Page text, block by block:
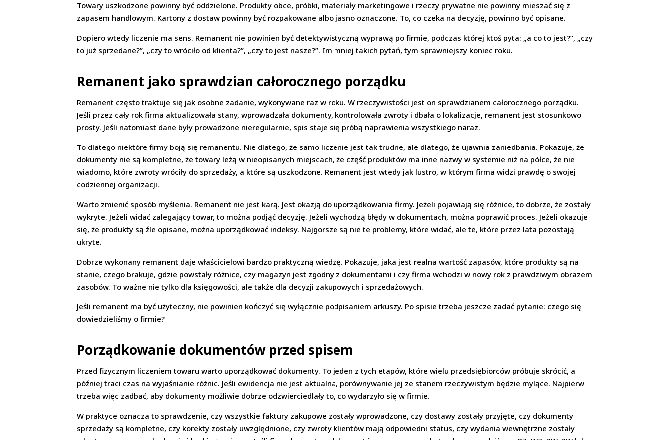
Towary uszkodzone powinny być oddzielone. Produkty obce, próbki, materiały marketingowe i rzeczy prywatne nie powinny mieszać się z
zapasem handlowym. Kartony z dostaw powinny być rozpakowane albo jasno oznaczone. To, co czeka na decyzję, powinno być opisane.
Dopiero wtedy liczenie ma sens. Remanent nie powinien być detektywistyczną wyprawą po firmie, podczas której ktoś pyta: „a co to jest?”, „czy
to już sprzedane?”, „czy to wróciło od klienta?”, „czy to jest nasze?”. Im mniej takich pytań, tym sprawniejszy koniec roku.
Remanent jako sprawdzian całorocznego porządku
Remanent często traktuje się jak osobne zadanie, wykonywane raz w roku. W rzeczywistości jest on sprawdzianem całorocznego porządku.
Jeśli przez cały rok firma aktualizowała stany, wprowadzała dokumenty, kontrolowała zwroty i dbała o lokalizacje, remanent jest stosunkowo
prosty. Jeśli natomiast dane były prowadzone nieregularnie, spis staje się próbą naprawienia wszystkiego naraz.
To dlatego niektóre firmy boją się remanentu. Nie dlatego, że samo liczenie jest tak trudne, ale dlatego, że ujawnia zaniedbania. Pokazuje, że
dokumenty nie są kompletne, że towary leżą w nieopisanych miejscach, że część produktów ma inne nazwy w systemie niż na półce, że nie
wiadomo, które zwroty wróciły do sprzedaży, a które są uszkodzone. Remanent jest wtedy jak lustro, w którym firma widzi prawdę o swojej
codziennej organizacji.
Warto zmienić sposób myślenia. Remanent nie jest karą. Jest okazją do uporządkowania firmy. Jeżeli pojawiają się różnice, to dobrze, że zostały
wykryte. Jeżeli widać zalegający towar, to można podjąć decyzję. Jeżeli wychodzą błędy w dokumentach, można poprawić proces. Jeżeli okazuje
się, że produkty są źle opisane, można uporządkować indeksy. Najgorsze są nie te problemy, które widać, ale te, które przez lata pozostają
ukryte.
Dobrze wykonany remanent daje właścicielowi bardzo praktyczną wiedzę. Pokazuje, jaka jest realna wartość zapasów, które produkty są na
stanie, czego brakuje, gdzie powstały różnice, czy magazyn jest zgodny z dokumentami i czy firma wchodzi w nowy rok z prawdziwym obrazem
zasobów. To ważne nie tylko dla księgowości, ale także dla decyzji zakupowych i sprzedażowych.
Jeśli remanent ma być użyteczny, nie powinien kończyć się wyłącznie podpisaniem arkuszy. Po spisie trzeba jeszcze zadać pytanie: czego się
dowiedzieliśmy o firmie?
Porządkowanie dokumentów przed spisem
Przed fizycznym liczeniem towaru warto uporządkować dokumenty. To jeden z tych etapów, które wielu przedsiębiorców próbuje skrócić, a
później traci czas na wyjaśnianie różnic. Jeśli ewidencja nie jest aktualna, porównywanie jej ze stanem rzeczywistym będzie mylące. Najpierw
trzeba więc zadbać, aby dokumenty możliwie dobrze odzwierciedlały to, co wydarzyło się w firmie.
W praktyce oznacza to sprawdzenie, czy wszystkie faktury zakupowe zostały wprowadzone, czy dostawy zostały przyjęte, czy dokumenty
sprzedaży są kompletne, czy korekty zostały uwzględnione, czy zwroty klientów mają odpowiedni status, czy wydania wewnętrzne zostały